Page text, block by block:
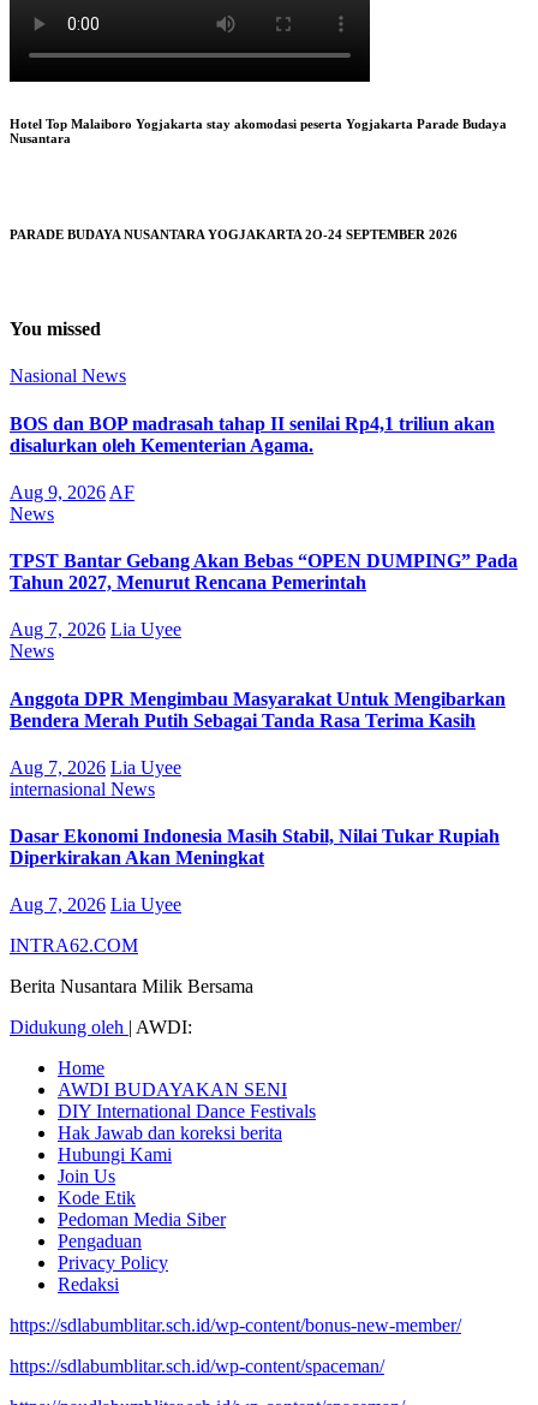
Hotel Top Malaiboro Yogjakarta stay akomodasi peserta Yogjakarta Parade Budaya
Nusantara
PARADE BUDAYA NUSANTARA YOGJAKARTA 2O-24 SEPTEMBER 2026
You missed
Nasional News
BOS dan BOP madrasah tahap II senilai Rp4,1 triliun akan
disalurkan oleh Kementerian Agama.
Aug 9, 2026 AF
News
TPST Bantar Gebang Akan Bebas “OPEN DUMPING” Pada
Tahun 2027, Menurut Rencana Pemerintah
Aug 7, 2026 Lia Uyee
News
Anggota DPR Mengimbau Masyarakat Untuk Mengibarkan
Bendera Merah Putih Sebagai Tanda Rasa Terima Kasih
Aug 7, 2026 Lia Uyee
internasional News
Dasar Ekonomi Indonesia Masih Stabil, Nilai Tukar Rupiah
Diperkirakan Akan Meningkat
Aug 7, 2026 Lia Uyee
INTRA62.COM
Berita Nusantara Milik Bersama
Didukung oleh | AWDI:
Home
AWDI BUDAYAKAN SENI
DIY International Dance Festivals
Hak Jawab dan koreksi berita
Hubungi Kami
Join Us
Kode Etik
Pedoman Media Siber
Pengaduan
Privacy Policy
Redaksi
https://sdlabumblitar.sch.id/wp-content/bonus-new-member/
https://sdlabumblitar.sch.id/wp-content/spaceman/